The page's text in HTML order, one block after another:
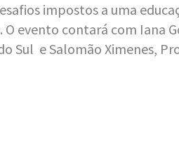
impostos a uma
evento contará com Iana
Sul e Salomão Ximenes,